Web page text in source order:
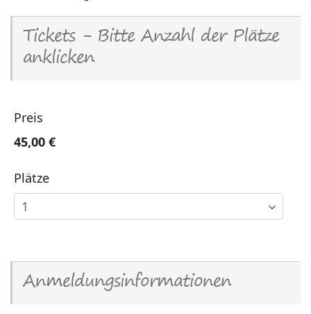
Tickets - Bitte Anzahl der Plätze
anklicken
Preis
45,00 €
Plätze
Anmeldungsinformationen